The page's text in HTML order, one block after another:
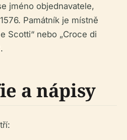
jméno objednavatele,
Památník je místně
Scotti“ nebo „Croce di
a nápisy